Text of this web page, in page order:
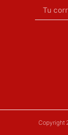
Copyright